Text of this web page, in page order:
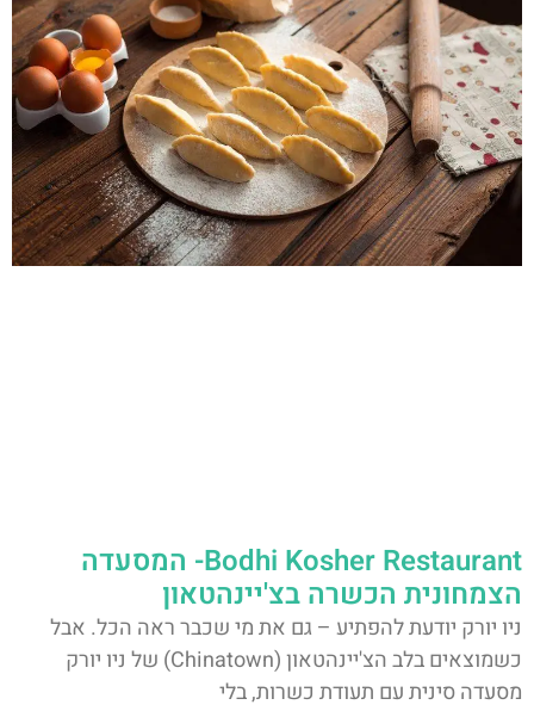
Bodhi Kosher Restaurant- המסעדה
הצמחונית הכשרה בצ'יינהטאון
ניו יורק יודעת להפתיע – גם את מי שכבר ראה הכל. אבל
כשמוצאים בלב הצ'יינהטאון (Chinatown) של ניו יורק
מסעדה סינית עם תעודת כשרות, בלי